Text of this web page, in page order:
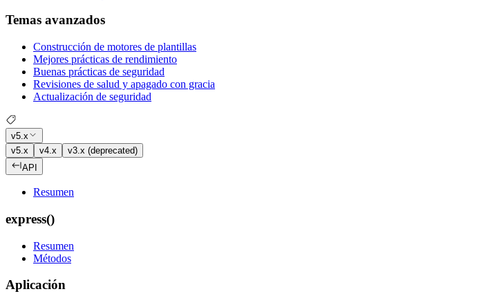
Temas avanzados
Construcción de motores de plantillas
Mejores prácticas de rendimiento
Buenas prácticas de seguridad
Revisiones de salud y apagado con gracia
Actualización de seguridad
v5.x
v5.x
v4.x
v3.x (deprecated)
API
Resumen
express()
Resumen
Métodos
Aplicación